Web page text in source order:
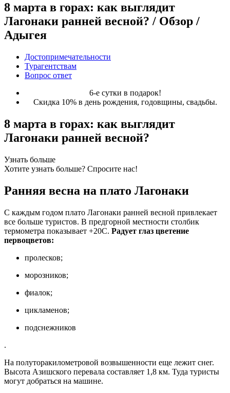
8 марта в горах: как выглядит
Лагонаки ранней весной? / Обзор /
Адыгея
Достопримечательности
Турагентствам
Вопрос ответ
6-е сутки в подарок!
Скидка 10% в день рождения, годовщины, свадьбы.
8 марта в горах: как выглядит
Лагонаки ранней весной?
Узнать больше
Хотите узнать больше? Спросите нас!
Ранняя весна на плато Лагонаки
С каждым годом плато Лагонаки ранней весной привлекает
все больше туристов. В предгорной местности столбик
термометра показывает +20С. Радует глаз цветение
первоцветов:
пролесков;
морозников;
фиалок;
цикламенов;
подснежников
.
На полуторакилометровой возвышенности еще лежит снег.
Высота Азишского перевала составляет 1,8 км. Туда туристы
могут добраться на машине.